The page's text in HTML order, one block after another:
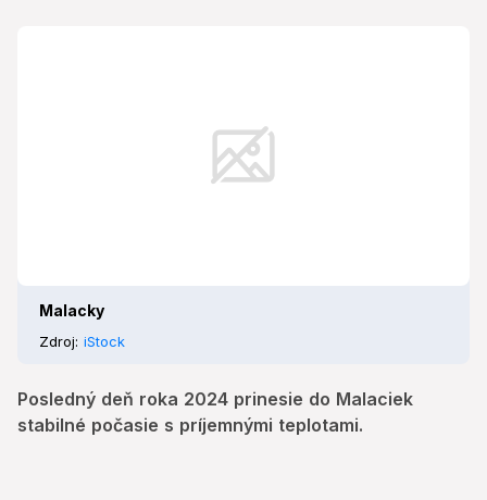
Malacky
Zdroj: iStock
Posledný deň roka 2024 prinesie do Malaciek
stabilné počasie s príjemnými teplotami.